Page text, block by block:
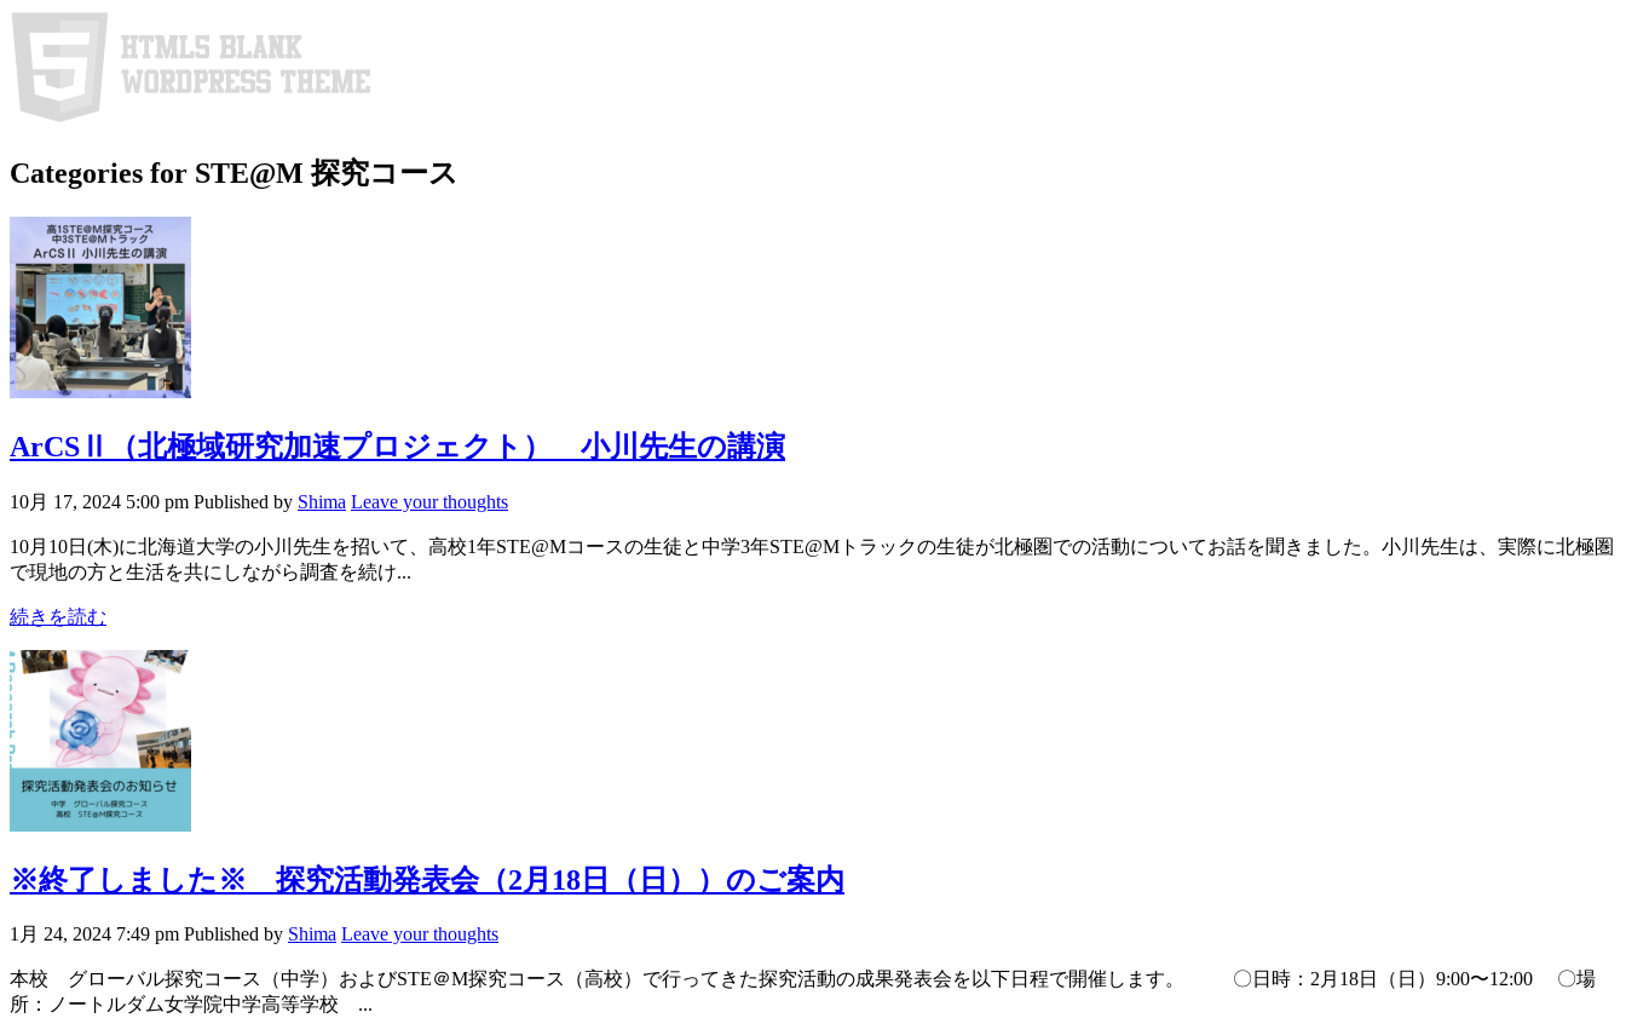
Categories for STE@M 探究コース
ArCSⅡ（北極域研究加速プロジェクト） 小川先生の講演
10月 17, 2024 5:00 pm Published by Shima Leave your thoughts
10月10日(木)に北海道大学の小川先生を招いて、高校1年STE@Mコースの生徒と中学3年STE@Mトラックの生徒が北極圏での活動についてお話を聞きました。小川先生は、実際に北極圏
で現地の方と生活を共にしながら調査を続け...
続きを読む
※終了しました※ 探究活動発表会（2月18日（日））のご案内
1月 24, 2024 7:49 pm Published by Shima Leave your thoughts
本校 グローバル探究コース（中学）およびSTE＠M探究コース（高校）で行ってきた探究活動の成果発表会を以下日程で開催します。 〇日時：2月18日（日）9:00〜12:00 〇場
所：ノートルダム女学院中学高等学校 ...